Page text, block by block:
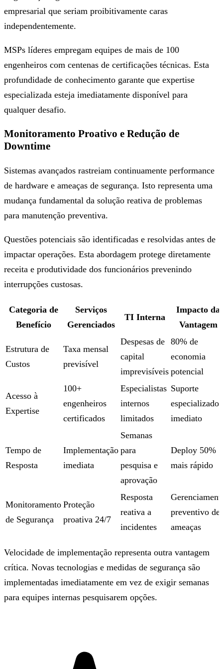
empresarial que seriam proibitivamente caras
independentemente.
MSPs líderes empregam equipes de mais de 100
engenheiros com centenas de certificações técnicas. Esta
profundidade de conhecimento garante que expertise
especializada esteja imediatamente disponível para
qualquer desafio.
Monitoramento Proativo e Redução de
Downtime
Sistemas avançados rastreiam continuamente performance
de hardware e ameaças de segurança. Isto representa uma
mudança fundamental da solução reativa de problemas
para manutenção preventiva.
Questões potenciais são identificadas e resolvidas antes de
impactar operações. Esta abordagem protege diretamente
receita e produtividade dos funcionários prevenindo
interrupções custosas.
Categoria de
Benefício
Serviços
Gerenciados
TI Interna
Impacto da
Vantagem
Estrutura de
Custos
Taxa mensal
previsível
Despesas de
capital
imprevisíveis
80% de
economia
potencial
Acesso à
Expertise
100+
engenheiros
certificados
Especialistas
internos
limitados
Suporte
especializado
imediato
Tempo de
Resposta
Implementação
imediata
Semanas
para
pesquisa e
aprovação
Deploy 50%
mais rápido
Monitoramento
de Segurança
Proteção
proativa 24/7
Resposta
reativa a
incidentes
preventivo de
ameaças
Velocidade de implementação representa outra vantagem
crítica. Novas tecnologias e medidas de segurança são
implementadas imediatamente em vez de exigir semanas
para equipes internas pesquisarem opções.